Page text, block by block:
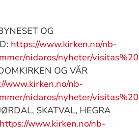
OG
https://www.kirken.no/nb-
nidaros/nyheter/
OG VÅR
www.kirken.no/nb-
nidaros/nyheter/
SKATVAL, HEGRA
https://www.kirken.no/nb-